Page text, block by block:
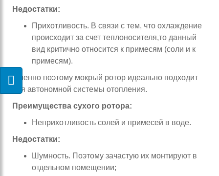
Недостатки:
Прихотливость. В связи с тем, что охлаждение
происходит за счет теплоносителя,то данный
вид критично относится к примесям (соли и к
примесям).
Именно поэтому мокрый ротор идеально подходит
для автономной системы отопления.
Преимущества сухого ротора:
Неприхотливость солей и примесей в воде.
Недостатки:
Шумность. Поэтому зачастую их монтируют в
отдельном помещении;